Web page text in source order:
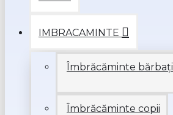
IMBRACAMINTE
Îmbrăcăminte bărbați
Îmbrăcăminte copii